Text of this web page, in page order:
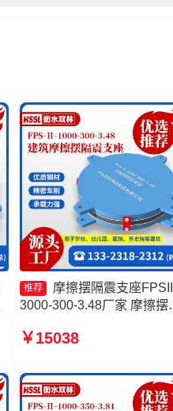
推荐
摩擦摆隔震支座
3000-300-3.48厂家 摩擦摆
生产厂家 摩擦摆隔震支座
家 摩擦摆隔震支座FPSII-
2000-300-3.48生产厂家
￥15038